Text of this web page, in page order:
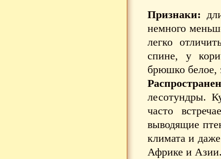
Признаки:
немного
легко
спине, у
брюшко белое,
лесотундры.
часто
выводящие
климата и
Африке и